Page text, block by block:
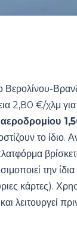
Βερολίνου-
2,80 €/χλμ
το ίδιο.
την
κάρτες).
λειτουργεί